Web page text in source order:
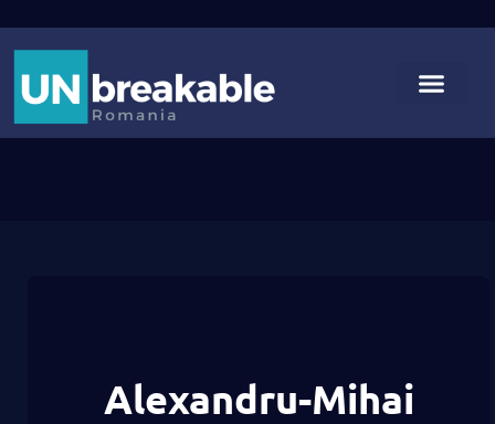
Alexandru-Mihai